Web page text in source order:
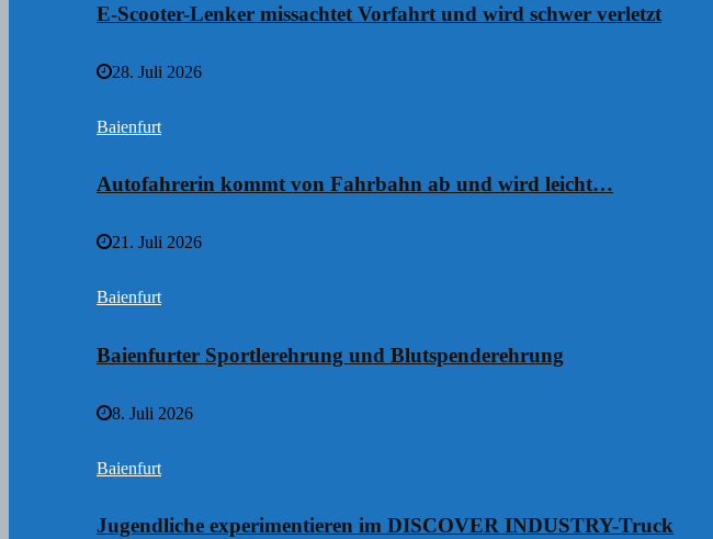
E-Scooter-Lenker missachtet Vorfahrt und wird schwer verletzt
28. Juli 2026
Baienfurt
Autofahrerin kommt von Fahrbahn ab und wird leicht…
21. Juli 2026
Baienfurt
Baienfurter Sportlerehrung und Blutspenderehrung
8. Juli 2026
Baienfurt
Jugendliche experimentieren im DISCOVER INDUSTRY-Truck